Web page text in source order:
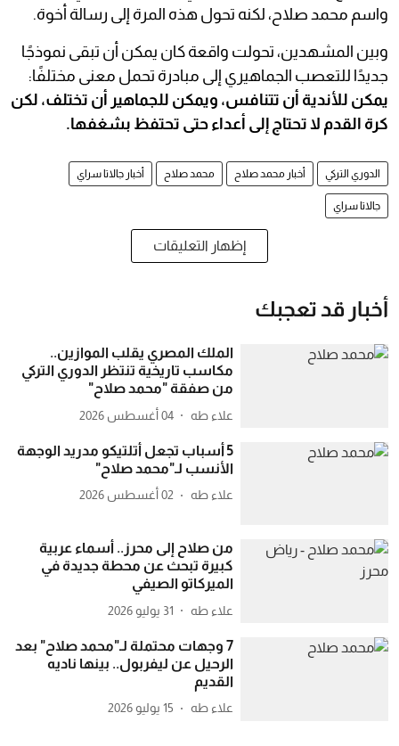
واسم محمد صلاح، لكنه تحول هذه المرة إلى رسالة أخوة.
وبين المشهدين، تحولت واقعة كان يمكن أن تبقى نموذجًا
جديدًا للتعصب الجماهيري إلى مبادرة تحمل معنى مختلفًا:
يمكن للأندية أن تتنافس، ويمكن للجماهير أن تختلف، لكن
كرة القدم لا تحتاج إلى أعداء حتى تحتفظ بشغفها.
الدوري التركي أخبار محمد صلاح محمد صلاح أخبار جالاتا سراي
جالاتا سراي
إظهار التعليقات
أخبار قد تعجبك
الملك المصري يقلب الموازين..
مكاسب تاريخية تنتظر الدوري التركي
من صفقة "محمد صلاح"
علاء طه 04 أغسطس 2026
5 أسباب تجعل أتلتيكو مدريد الوجهة
الأنسب لـ"محمد صلاح"
علاء طه 02 أغسطس 2026
من صلاح إلى محرز.. أسماء عربية
كبيرة تبحث عن محطة جديدة في
الميركاتو الصيفي
علاء طه 31 يوليو 2026
7 وجهات محتملة لـ"محمد صلاح" بعد
الرحيل عن ليفربول.. بينها ناديه
القديم
علاء طه 15 يوليو 2026